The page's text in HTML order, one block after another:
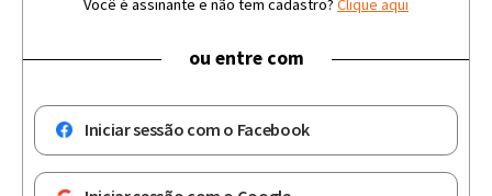
Você é assinante e não tem cadastro? Clique aqui
ou entre com
Iniciar sessão com o Facebook